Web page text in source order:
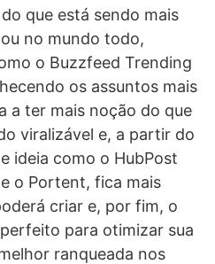
que está sendo mais
no mundo todo,
o Buzzfeed Trending
os assuntos mais
a ter mais noção do que
viralizável e, a partir do
ideia como o HubPost
o Portent, fica mais
criar e, por fim, o
para otimizar sua
ranqueada nos